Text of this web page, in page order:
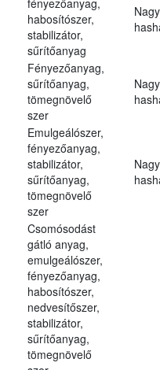
habosítószer,
stabilizátor,
sűrítőanyag
Fényezőanyag,
sűrítőanyag,
tömegnövelő
szer
Emulgeálószer,
fényezőanyag,
stabilizátor,
sűrítőanyag,
tömegnövelő
szer
Csomósodást
gátló anyag,
emulgeálószer,
fényezőanyag,
habosítószer,
nedvesítőszer,
stabilizátor,
sűrítőanyag,
tömegnövelő